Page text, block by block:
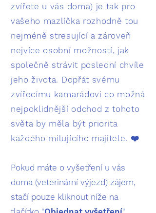
zvířete u vás doma) je tak pro
vašeho mazlíčka rozhodně tou
nejméně stresující a zároveň
nejvíce osobní možností, jak
společně strávit poslední chvíle
jeho života. Dopřát svému
zvířecímu kamarádovi co možná
nejpoklidnější odchod z tohoto
světa by měla být priorita
každého milujícího majitele. ❤️
Pokud máte o vyšetření u vás
doma (veterinární výjezd) zájem,
stačí pouze kliknout níže na